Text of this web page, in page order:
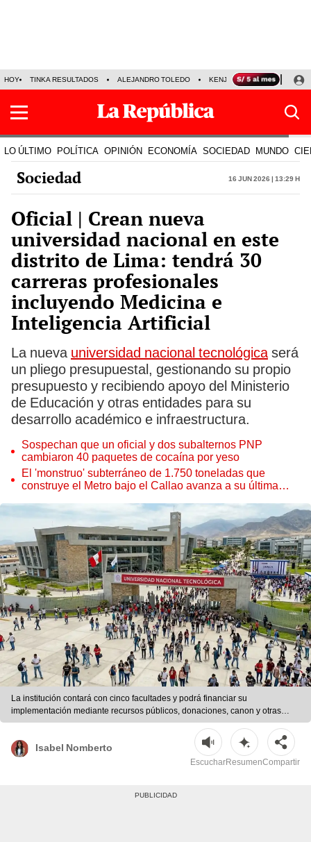
HOY TINKA RESULTADOS ALEJANDRO TOLEDO KENJI FUJIMORI
LO ÚLTIMO POLÍTICA OPINIÓN ECONOMÍA SOCIEDAD MUNDO
Sociedad 16 Jun 2026 | 13:29 h
Oficial | Crean nueva
universidad nacional en este
distrito de Lima: tendrá 30
carreras profesionales
incluyendo Medicina e
Inteligencia Artificial
La nueva universidad nacional tecnológicaserá
un pliego presupuestal, gestionando su propio
presupuesto y recibiendo apoyo del Ministerio
de Educación y otras entidades para su
desarrollo académico e infraestructura.
Sospechan que un oficial y dos subalternos PNP
cambiaron 40 paquetes de cocaína por yeso
El 'monstruo' subterráneo de 1.750 toneladas que
construye el Metro bajo el Callao avanza a su última
La institución contará con cinco facultades y podrá financiar su
implementación mediante recursos públicos, donaciones, canon y otras
fuentes autorizadas por ley. | Foto: generado por la IA
Isabel Nomberto
EscucharResumenCompartir